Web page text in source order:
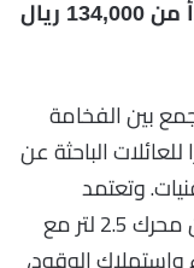
تتوفر تويوتا كراون 2026 بسعر يبدأ من 134,000 ريال
بين الفخامة
الباحثة عن
وتعتمد
السيارة على منظومة هجينة تتكون من محرك 2.5 لتر مع